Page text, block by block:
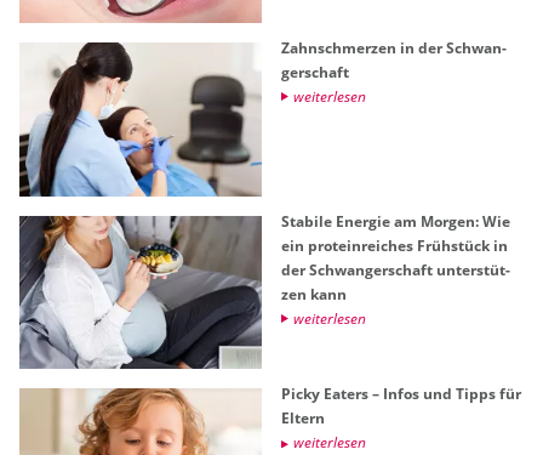
Zahn­schmer­zen in der Schwan­
ger­schaft
wei­ter­le­sen
Sta­bi­le En­er­gie am Mor­gen: Wie
ein pro­te­in­rei­ches Früh­stück in
der Schwan­ger­schaft un­ter­stüt­
zen kann
wei­ter­le­sen
Picky Ea­ters – Infos und Tipps für
El­tern
wei­ter­le­sen